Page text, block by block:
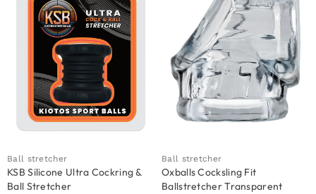
Ball stretcher
KSB Silicone Ultra Cockring &
Ball Stretcher
Ball stretcher
Oxballs Cocksling Fit
Ballstretcher Transparent